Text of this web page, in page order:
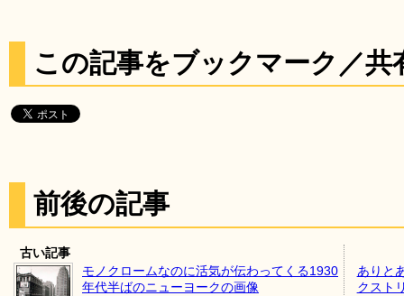
この記事をブックマーク／共
前後の記事
古い記事
モノクロームなのに活気が伝わってくる1930
年代半ばのニューヨークの画像
ありと
クスト